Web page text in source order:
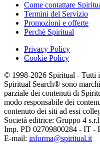
Come contattare
Termini del Servizio
Promozioni e offerte
Perchè Spiritual
Privacy Policy
Cookie Policy
© 1998-2026 Spiritual - Tutti
Spiritual Search® sono
parziale dei contenuti di
modo responsabile dei
contenuto dei siti ad essi
Società editrice: Gruppo 4
Imp. PD 02709800284 - IT -
E-mail: informa@spiritual.it